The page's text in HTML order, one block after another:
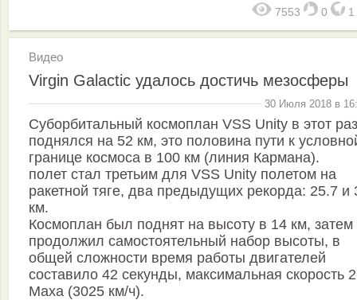
7553 0 1
Видео
Virgin Galactic удалось достичь мезосферы
30 Июля 2018 в
Суборбитальный космоплан VSS Unity в этот раз
поднялся на 52 км, это половина пути к
границе космоса в 100 км (линия Кармана).
полет стал третьим для VSS Unity полетом на
ракетной тяге, два предыдущих рекорда: 25.7 и
км.
Космоплан был поднят на высоту в 14 км, затем
продолжил самостоятельный набор высоты, в
общей сложности время работы двигателей
составило 42 секунды, максимальная скорость
Маха (3025 км/ч).